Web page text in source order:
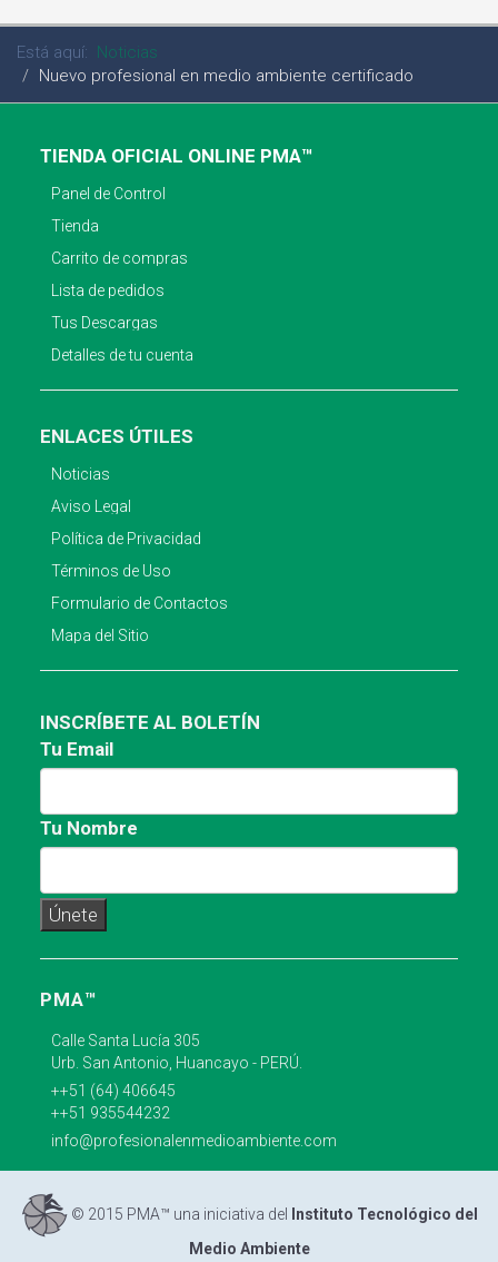
Está aquí: Noticias
Nuevo profesional en medio ambiente certificado
TIENDA OFICIAL ONLINE PMA™
Panel de Control
Tienda
Carrito de compras
Lista de pedidos
Tus Descargas
Detalles de tu cuenta
ENLACES ÚTILES
Noticias
Aviso Legal
Política de Privacidad
Términos de Uso
Formulario de Contactos
Mapa del Sitio
INSCRÍBETE AL BOLETÍN
Tu Email
Tu Nombre
PMA™
Calle Santa Lucía 305
Urb. San Antonio, Huancayo - PERÚ.
++51 (64) 406645
++51 935544232
info@profesionalenmedioambiente.com
© 2015 PMA™ una iniciativa del
Instituto Tecnológico del
Medio Ambiente